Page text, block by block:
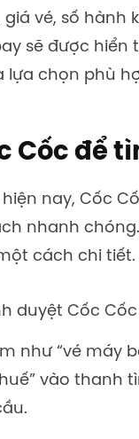
vé, số hành
sẽ được
lựa chọn phù
Cốc để
nay, Cốc
nhanh
cách chi tiết.
duyệt Cốc
như “vé máy
vào thanh